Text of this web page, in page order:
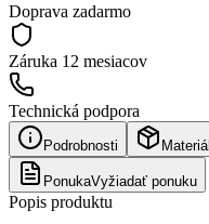
Doprava zadarmo
Záruka 12 mesiacov
Technická podpora
Podrobnosti Materiál
PonukaVyžiadať ponuku
Popis produktu